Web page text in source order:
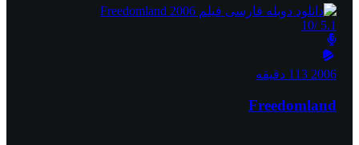
5.1
/10
2006 113 دقیقه
Freedomland